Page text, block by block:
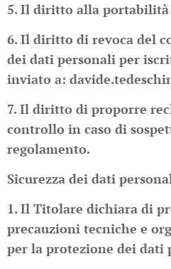
5. Il diritto alla
6. Il diritto di revoca del
dei dati personali per
inviato a:
7. Il diritto di proporre
controllo in caso di
regolamento.
Sicurezza dei dati
1. Il Titolare dichiara di
precauzioni tecniche e
per la protezione dei dati